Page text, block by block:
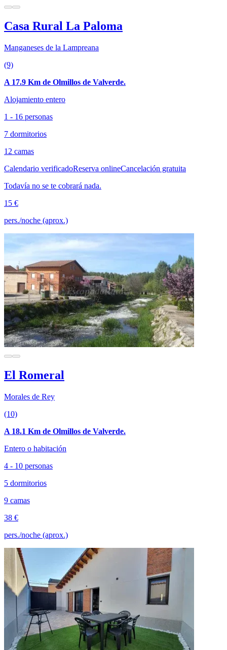
Casa Rural La Paloma
Manganeses de la Lampreana
(9)
A 17.9 Km de Olmillos de Valverde.
Alojamiento entero
1 - 16 personas
7 dormitorios
12 camas
Calendario verificadoReserva onlineCancelación gratuita
Todavía no se te cobrará nada.
15 €
pers./noche (aprox.)
El Romeral
Morales de Rey
(10)
A 18.1 Km de Olmillos de Valverde.
Entero o habitación
4 - 10 personas
5 dormitorios
9 camas
38 €
pers./noche (aprox.)